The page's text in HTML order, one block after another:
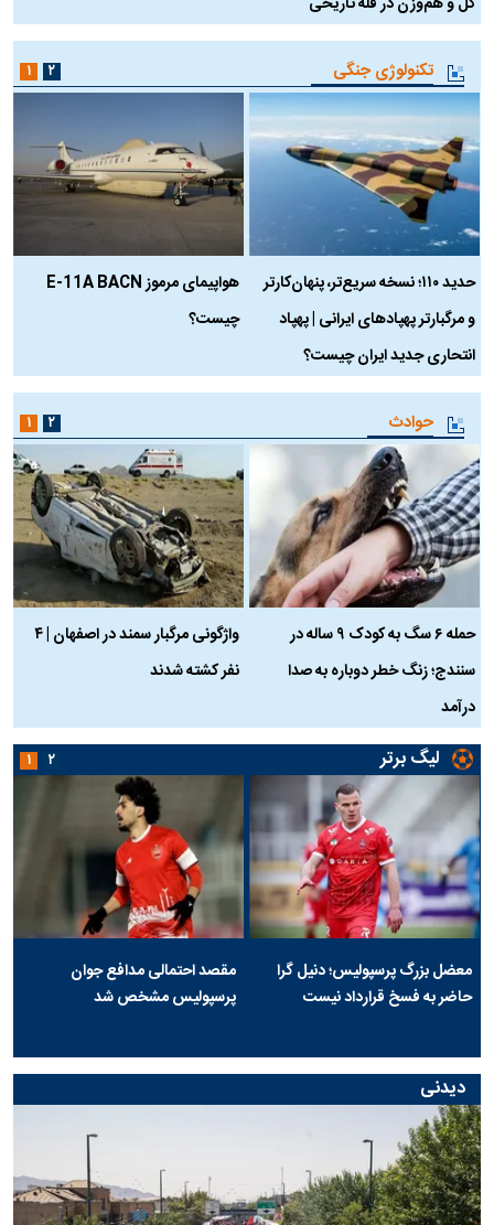
تکنولوژی جنگی
حدید ۱۱۰؛ نسخه سریع‌تر، پنهان‌کارتر
و مرگبارتر پهپادهای ایرانی | پهپاد
انتحاری جدید ایران چیست؟
هواپیمای مرموز E-11A BACN
چیست؟
۱ ۲
حوادث
حمله ۶ سگ به کودک ۹ ساله در
سنندج؛ زنگ خطر دوباره به صدا
درآمد
واژگونی مرگبار سمند در اصفهان | ۴
نفر کشته شدند
۱ ۲
لیگ برتر
معضل بزرگ پرسپولیس؛ دنیل گرا
حاضر به فسخ قرارداد نیست
مقصد احتمالی مدافع جوان
پرسپولیس مشخص شد
۱ ۲
دیدنی